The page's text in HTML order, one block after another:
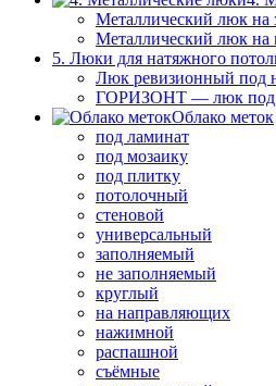
Металлический люк на
Металлический люк на
5. Люки для натяжного
Люк ревизионный под
ГОРИЗОНТ — люк под
Облако меток
под ламинат
под мозаику
под плитку
потолочный
стеновой
универсальный
заполняемый
не заполняемый
круглый
на направляющих
нажимной
распашной
съёмные